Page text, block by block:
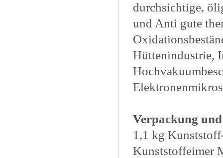
durchsichtige,
und Anti gute
Hüttenindustrie,
Verpackung
1,1 kg
Kunststoffeimer